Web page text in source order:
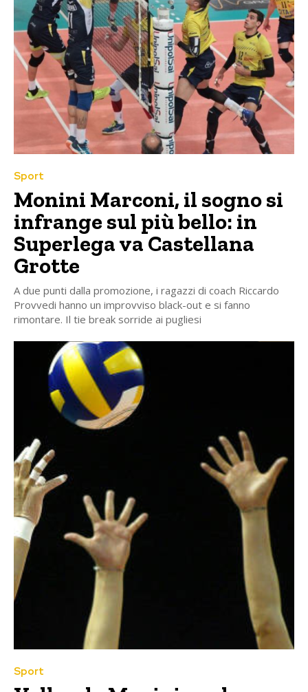
Sport
Monini Marconi, il sogno si
infrange sul più bello: in
Superlega va Castellana
Grotte
A due punti dalla promozione, i ragazzi di coach Riccardo
Provvedi hanno un improvviso black-out e si fanno
rimontare. Il tie break sorride ai pugliesi
Sport